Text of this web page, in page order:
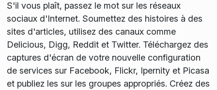
S'il vous plaît, passez le mot sur les réseaux
sociaux d'Internet. Soumettez des histoires à des
sites d'articles, utilisez des canaux comme
Delicious, Digg, Reddit et Twitter. Téléchargez des
captures d'écran de votre nouvelle configuration
de services sur Facebook, Flickr, Ipernity et Picasa
et publiez les sur les groupes appropriés. Créez des